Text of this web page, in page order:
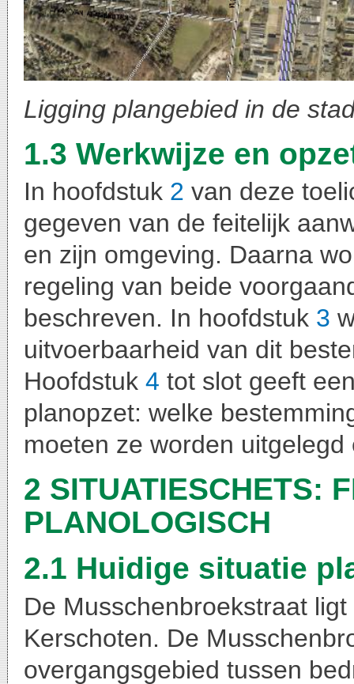
Ligging plangebied in de
1.3 Werkwijze en
In hoofdstuk 2 van deze
gegeven van de feitelijk
en zijn omgeving. Daarna
regeling van beide
beschreven. In hoofdstuk 3
uitvoerbaarheid van dit
Hoofdstuk 4 tot slot geeft
planopzet: welke
moeten ze worden
2 SITUATIESCHETS:
PLANOLOGISCH
2.1 Huidige situatie
De Musschenbroekstraat
Kerschoten. De
overgangsgebied tussen